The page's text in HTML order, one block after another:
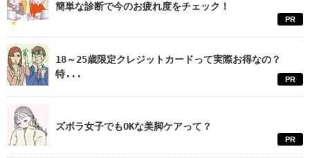
簡単な診断で今のお疲れ度をチェック！
PR
18～25歳限定クレジットカードって実際お得なの？
特...
PR
ズボラ女子でもOKな美脚ケアって？
PR